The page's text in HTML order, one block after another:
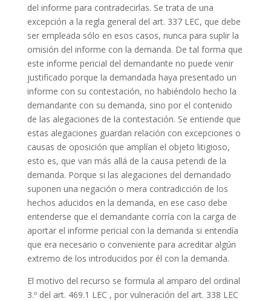
del informe para contradecirlas. Se trata de una
excepción a la regla general del art. 337 LEC, que debe
ser empleada sólo en esos casos, nunca para suplir la
omisión del informe con la demanda. De tal forma que
este informe pericial del demandante no puede venir
justificado porque la demandada haya presentado un
informe con su contestación, no habiéndolo hecho la
demandante con su demanda, sino por el contenido
de las alegaciones de la contestación. Se entiende que
estas alegaciones guardan relación con excepciones o
causas de oposición que amplían el objeto litigioso,
esto es, que van más allá de la causa petendi de la
demanda. Porque si las alegaciones del demandado
suponen una negación o mera contradicción de los
hechos aducidos en la demanda, en ese caso debe
entenderse que el demandante corría con la carga de
aportar el informe pericial con la demanda si entendía
que era necesario o conveniente para acreditar algún
extremo de los introducidos por él con la demanda.
El motivo del recurso se formula al amparo del ordinal
3.º del art. 469.1 LEC , por vulneración del art. 338 LEC